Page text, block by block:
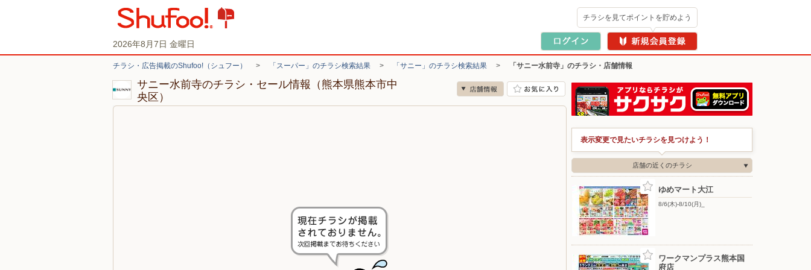
2026年8月7日 金曜日
チラシを見てポイントを貯めよう
チラシ・広告掲載のShufoo!（シュフー） > 「スーパー」のチラシ検索結果 > 「サニー」のチラシ検索結果 > 「サニー水前寺」のチラシ・店舗情報
サニー水前寺のチラシ・セール情報（熊本県熊本市中
央区）
表示変更で見たいチラシを見つけよう！
店舗の近くのチラシ
ゆめマート大江
8/6(木)-8/10(月)_
ワークマンプラス熊本国
府店